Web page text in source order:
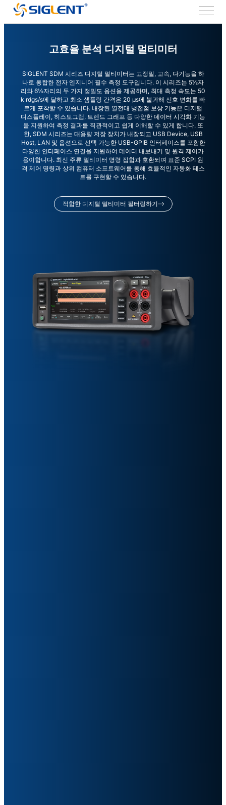
고효율 분석 디지털 멀티미터
SIGLENT SDM 시리즈 디지털 멀티미터는 고정밀, 고속, 다기능을 하
나로 통합한 전자 엔지니어 필수 측정 도구입니다. 이 시리즈는 5½자
리와 6½자리의 두 가지 정밀도 옵션을 제공하며, 최대 측정 속도는 50
k rdgs/s에 달하고 최소 샘플링 간격은 20 μs에 불과해 신호 변화를 빠
르게 포착할 수 있습니다. 내장된 열전대 냉접점 보상 기능은 디지털
디스플레이, 히스토그램, 트렌드 그래프 등 다양한 데이터 시각화 기능
을 지원하여 측정 결과를 직관적이고 쉽게 이해할 수 있게 합니다. 또
한, SDM 시리즈는 대용량 저장 장치가 내장되고 USB Device, USB
Host, LAN 및 옵션으로 선택 가능한 USB-GPIB 인터페이스를 포함한
다양한 인터페이스 연결을 지원하여 데이터 내보내기 및 원격 제어가
용이합니다. 최신 주류 멀티미터 명령 집합과 호환되며 표준 SCPI 원
격 제어 명령과 상위 컴퓨터 소프트웨어를 통해 효율적인 자동화 테스
트를 구현할 수 있습니다.
적합한 디지털 멀티미터 필터링하기